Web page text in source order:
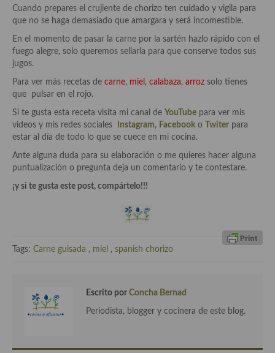
Cocina Francesa
Cocina Griega
Cocina Holandesa
Cocina Hungara
Cocina Irlanda
Cocina Italiana
Cocina Luxemburgo
Cocina Polaca
Cocina Turca
Cuando prepares el crujiente de chorizo ten cuidado y vigila para
que no se haga demasiado que amargara y será incomestible.
En el momento de pasar la carne por la sartén hazlo rápido con el
fuego alegre, solo queremos sellarla para que conserve todos sus
jugos.
Para ver más recetas de carne, miel , calabaza, arroz solo tienes
que pulsar en el rojo.
Si te gusta esta receta visita mi canal de YouTube para ver mis
videos y mis redes sociales
Instagram, Facebook o Twiter para
estar al día de todo lo que se cuece en mi cocina.
Ante alguna duda para su elaboración o me quieres hacer alguna
puntualización o pregunta deja un comentario y te contestare.
¡y si te gusta este post, compártelo!!!
Tags: Carne guisada , miel , spanish chorizo
Escrito por Concha Bernad
Periodista, blogger y cocinera de este blog.